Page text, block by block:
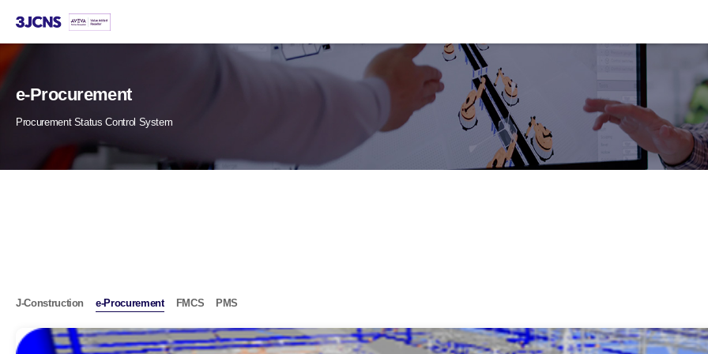
본문
바로가기
e-Procurement
Procurement Status Control System
J-Construction e-Procurement FMCS PMS